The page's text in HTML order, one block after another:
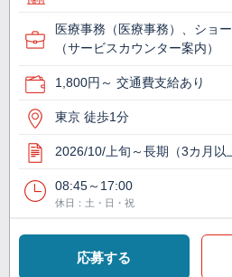
医療事務（医療事務）、ショ
（サービスカウンター案内）
1,800円～ 交通費支給あり
東京 徒歩1分
2026/10/上旬～長期（3カ月以
08:45～17:00
休日：土・日・祝
応募する